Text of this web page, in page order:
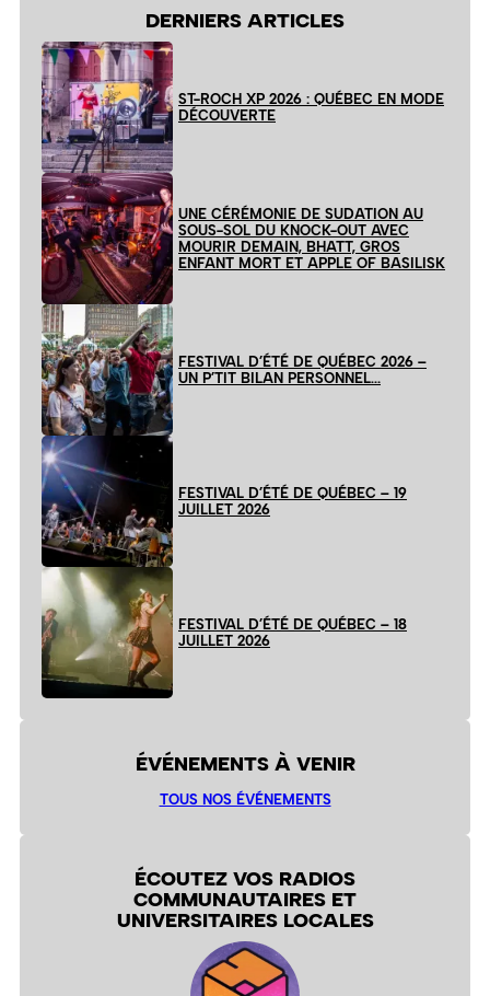
DERNIERS ARTICLES
ST-ROCH XP 2026 : QUÉBEC EN MODE
DÉCOUVERTE
UNE CÉRÉMONIE DE SUDATION AU
SOUS-SOL DU KNOCK-OUT AVEC
MOURIR DEMAIN, BHATT, GROS
ENFANT MORT ET APPLE OF BASILISK
FESTIVAL D’ÉTÉ DE QUÉBEC 2026 –
UN P’TIT BILAN PERSONNEL…
FESTIVAL D’ÉTÉ DE QUÉBEC – 19
JUILLET 2026
FESTIVAL D’ÉTÉ DE QUÉBEC – 18
JUILLET 2026
ÉVÉNEMENTS À VENIR
TOUS NOS ÉVÉNEMENTS
ÉCOUTEZ VOS RADIOS
COMMUNAUTAIRES ET
UNIVERSITAIRES LOCALES